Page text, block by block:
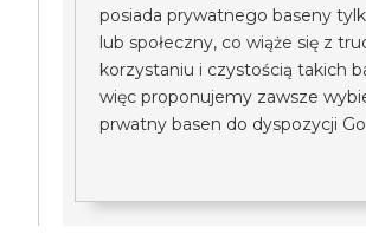
posiada prywatnego baseny
lub społeczny, co wiąże się z
korzystaniu i czystością takich
więc proponujemy zawsze
prwatny basen do dyspozycji